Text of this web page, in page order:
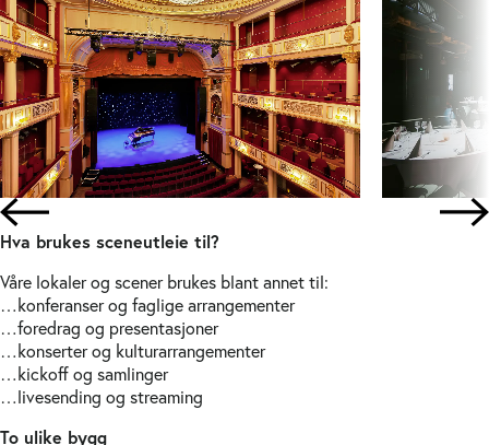
Hva brukes sceneutleie til?
Våre lokaler og scener brukes blant annet til:
…konferanser og faglige arrangementer
…foredrag og presentasjoner
…konserter og kulturarrangementer
…kickoff og samlinger
…livesending og streaming
To ulike bygg